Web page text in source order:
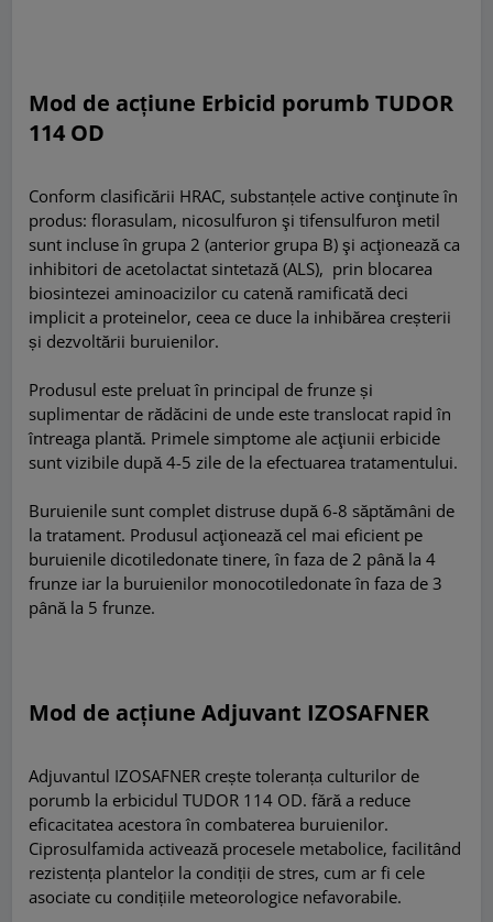
Mod de acțiune Erbicid porumb TUDOR
114 OD
Conform clasificării HRAC, substanțele active conţinute în
produs: florasulam, nicosulfuron şi tifensulfuron metil
sunt incluse în grupa 2 (anterior grupa B) şi acţionează ca
inhibitori de acetolactat sintetază (ALS), prin blocarea
biosintezei aminoacizilor cu catenă ramificată deci
implicit a proteinelor, ceea ce duce la inhibărea creșterii
și dezvoltării buruienilor.
Produsul este preluat în principal de frunze și
suplimentar de rădăcini de unde este translocat rapid în
întreaga plantă. Primele simptome ale acţiunii erbicide
sunt vizibile după 4-5 zile de la efectuarea tratamentului.
Buruienile sunt complet distruse după 6-8 săptămâni de
la tratament. Produsul acţionează cel mai eficient pe
buruienile dicotiledonate tinere, în faza de 2 până la 4
frunze iar la buruienilor monocotiledonate în faza de 3
până la 5 frunze.
Mod de acțiune Adjuvant IZOSAFNER
Adjuvantul IZOSAFNER crește toleranța culturilor de
porumb la erbicidul TUDOR 114 OD. fără a reduce
eficacitatea acestora în combaterea buruienilor.
Ciprosulfamida activează procesele metabolice, facilitând
rezistența plantelor la condiții de stres, cum ar fi cele
asociate cu condițiile meteorologice nefavorabile.